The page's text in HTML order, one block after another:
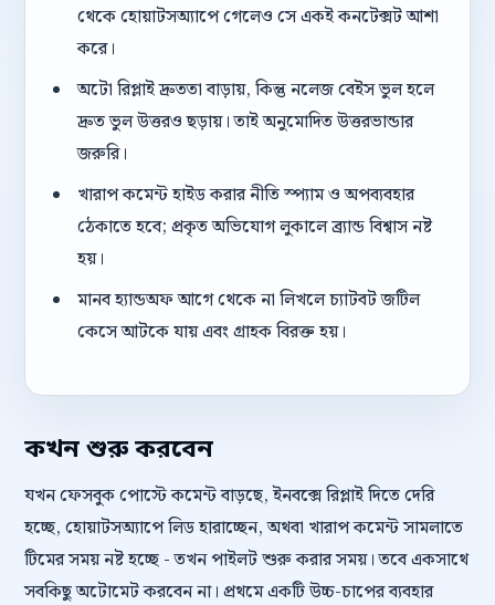
থেকে হোয়াটসঅ্যাপে গেলেও সে একই কনটেক্সট আশা
করে।
অটো রিপ্লাই দ্রুততা বাড়ায়, কিন্তু নলেজ বেইস ভুল হলে
দ্রুত ভুল উত্তরও ছড়ায়। তাই অনুমোদিত উত্তরভান্ডার
জরুরি।
খারাপ কমেন্ট হাইড করার নীতি স্প্যাম ও অপব্যবহার
ঠেকাতে হবে; প্রকৃত অভিযোগ লুকালে ব্র্যান্ড বিশ্বাস নষ্ট
হয়।
মানব হ্যান্ডঅফ আগে থেকে না লিখলে চ্যাটবট জটিল
কেসে আটকে যায় এবং গ্রাহক বিরক্ত হয়।
কখন শুরু করবেন
যখন ফেসবুক পোস্টে কমেন্ট বাড়ছে, ইনবক্সে রিপ্লাই দিতে দেরি
হচ্ছে, হোয়াটসঅ্যাপে লিড হারাচ্ছেন, অথবা খারাপ কমেন্ট সামলাতে
টিমের সময় নষ্ট হচ্ছে - তখন পাইলট শুরু করার সময়। তবে একসাথে
সবকিছু অটোমেট করবেন না। প্রথমে একটি উচ্চ-চাপের ব্যবহার